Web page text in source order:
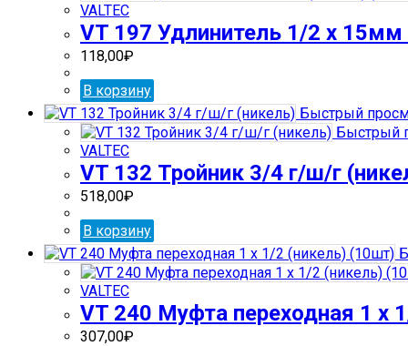
VALTEC
VT 197 Удлинитель 1/2 х
118,00₽
В корзину
Быстрый
Быстрый
VALTEC
VT 132 Тройник 3/4 г/ш/г
518,00₽
В корзину
VALTEC
VT 240 Муфта переходная 1 х
307,00₽